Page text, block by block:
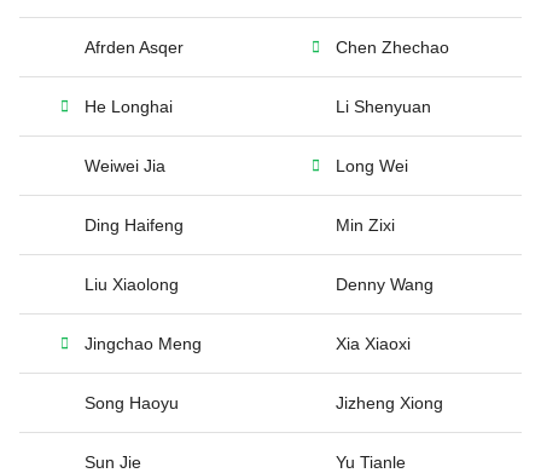
Afrden Asqer Chen Zhechao
He Longhai Li Shenyuan
Weiwei Jia Long Wei
Ding Haifeng Min Zixi
Liu Xiaolong Denny Wang
Jingchao Meng Xia Xiaoxi
Song Haoyu Jizheng Xiong
Sun Jie Yu Tianle